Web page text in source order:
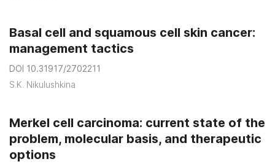
Basal cell and squamous cell skin cancer:
management tactics
DOI 10.31917/2702211
S.K. Nikulushkina
Merkel cell carcinoma: current state of the
problem, molecular basis, and therapeutic
options